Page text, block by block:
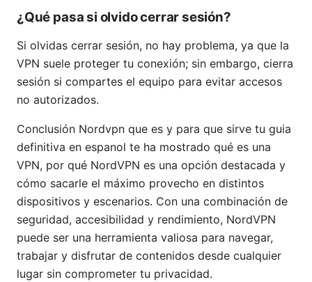
¿Qué pasa si olvido cerrar sesión?
Si olvidas cerrar sesión, no hay problema, ya que la
VPN suele proteger tu conexión; sin embargo, cierra
sesión si compartes el equipo para evitar accesos
no autorizados.
Conclusión Nordvpn que es y para que sirve tu guia
definitiva en espanol te ha mostrado qué es una
VPN, por qué NordVPN es una opción destacada y
cómo sacarle el máximo provecho en distintos
dispositivos y escenarios. Con una combinación de
seguridad, accesibilidad y rendimiento, NordVPN
puede ser una herramienta valiosa para navegar,
trabajar y disfrutar de contenidos desde cualquier
lugar sin comprometer tu privacidad.